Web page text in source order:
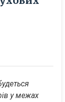
у межах